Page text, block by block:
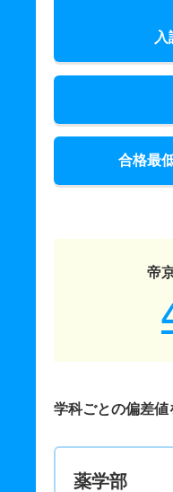
合格最
帝
学科ごとの偏差値
薬学部